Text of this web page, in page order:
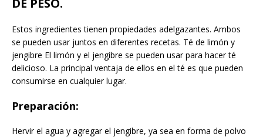
DE PESO.
Estos ingredientes tienen propiedades adelgazantes. Ambos
se pueden usar juntos en diferentes recetas. Té de limón y
jengibre El limón y el jengibre se pueden usar para hacer té
delicioso. La principal ventaja de ellos en el té es que pueden
consumirse en cualquier lugar.
Preparación:
Hervir el agua y agregar el jengibre, ya sea en forma de polvo